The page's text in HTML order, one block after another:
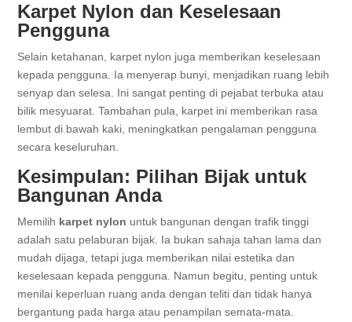
Karpet Nylon dan Keselesaan
Pengguna
Selain ketahanan, karpet nylon juga memberikan keselesaan
kepada pengguna. Ia menyerap bunyi, menjadikan ruang lebih
senyap dan selesa. Ini sangat penting di pejabat terbuka atau
bilik mesyuarat. Tambahan pula, karpet ini memberikan rasa
lembut di bawah kaki, meningkatkan pengalaman pengguna
secara keseluruhan.
Kesimpulan: Pilihan Bijak untuk
Bangunan Anda
Memilih karpet nylon untuk bangunan dengan trafik tinggi
adalah satu pelaburan bijak. Ia bukan sahaja tahan lama dan
mudah dijaga, tetapi juga memberikan nilai estetika dan
keselesaan kepada pengguna. Namun begitu, penting untuk
menilai keperluan ruang anda dengan teliti dan tidak hanya
bergantung pada harga atau penampilan semata-mata.